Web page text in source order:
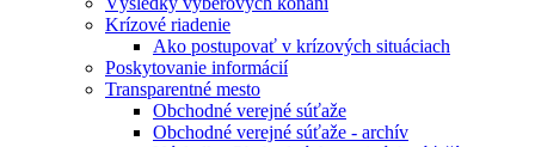
Krízové riadenie
Ako postupovať v krízových situáciach
Poskytovanie informácií
Transparentné mesto
Obchodné verejné súťaže
Obchodné verejné súťaže - archív